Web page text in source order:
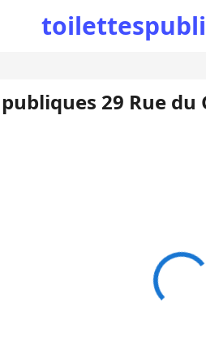
29 Rue du